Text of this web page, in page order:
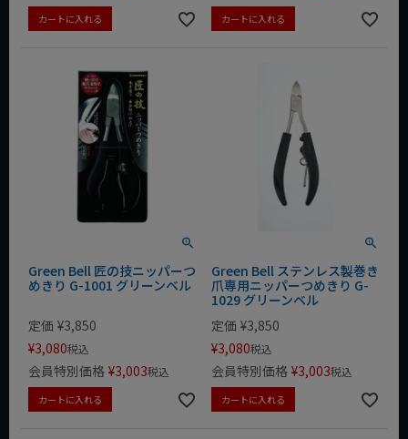
カートに入れる カートに入れる
Green Bell 匠の技ニッパーつ
めきり G-1001 グリーンベル
定価 ¥3,850
¥3,080税込
会員特別価格 ¥3,003税込
カートに入れる
Green Bell ステンレス製巻き
爪専用ニッパーつめきり G-
1029 グリーンベル
定価 ¥3,850
¥3,080税込
会員特別価格 ¥3,003税込
カートに入れる